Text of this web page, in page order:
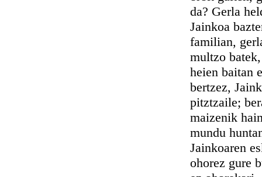
da? Gerla
Jainkoa
familian,
multzo
heien baitan
bertzez,
pitztzaile;
maizenik
mundu
Jainkoaren
ohorez gure